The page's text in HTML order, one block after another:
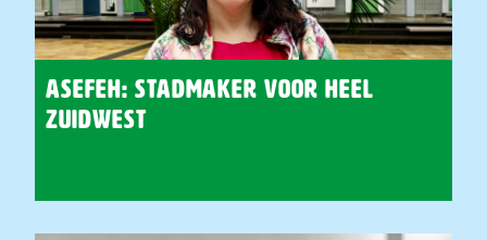
Asefeh: stadmaker voor heel
Zuidwest